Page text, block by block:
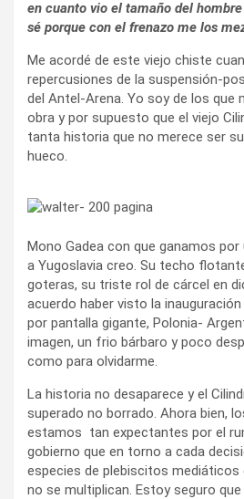
en cuanto vio el tamaño del
sé porque con el frenazo me los
Me acordé de este viejo chiste
repercusiones de la suspensión-
del Antel-Arena. Yo soy de los que
obra y por supuesto que el viejo
tanta historia que no merece ser
hueco.
Mono Gadea con que ganamos
a Yugoslavia creo. Su techo
goteras, su triste rol de cárcel en
acuerdo haber visto la inauguración
por pantalla gigante, Polonia-
imagen, un frio bárbaro y poco
como para olvidarme.
La historia no desaparece y el
superado no borrado. Ahora bien,
estamos tan expectantes por el
gobierno que en torno a cada
especies de plebiscitos mediáticos
no se multiplican. Estoy seguro